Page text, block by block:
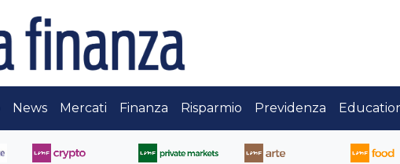
News Mercati Finanza Risparmio Previdenza